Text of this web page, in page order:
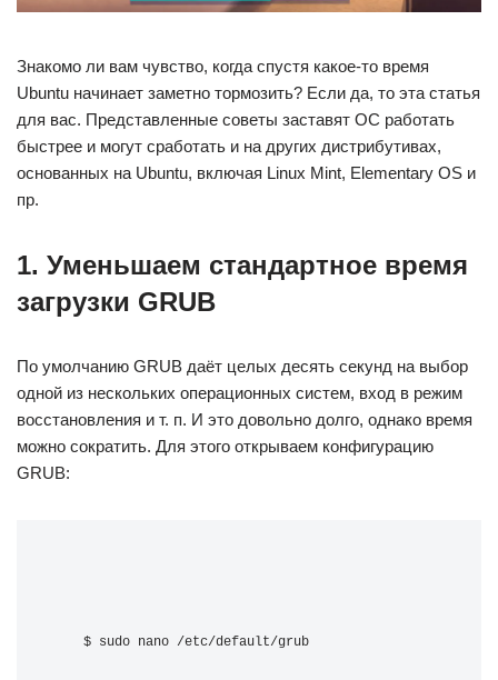
Знакомо ли вам чувство, когда спустя какое-то время
Ubuntu начинает заметно тормозить? Если да, то эта статья
для вас. Представленные советы заставят ОС работать
быстрее и могут сработать и на других дистрибутивах,
основанных на Ubuntu, включая Linux Mint, Elementary OS и
пр.
1. Уменьшаем стандартное время
загрузки GRUB
По умолчанию GRUB даёт целых десять секунд на выбор
одной из нескольких операционных систем, вход в режим
восстановления и т. п. И это довольно долго, однако время
можно сократить. Для этого открываем конфигурацию
GRUB:
$ sudo nano /etc/default/grub